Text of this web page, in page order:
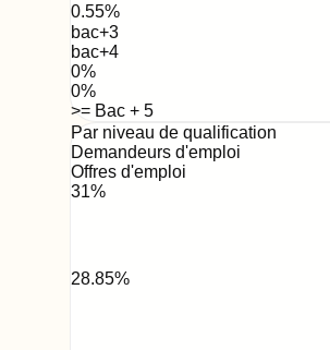
0.55%
bac+3
bac+4
0%
0%
>= Bac + 5
Par niveau de qualification
Demandeurs d'emploi
Offres d'emploi
31%
28.85%